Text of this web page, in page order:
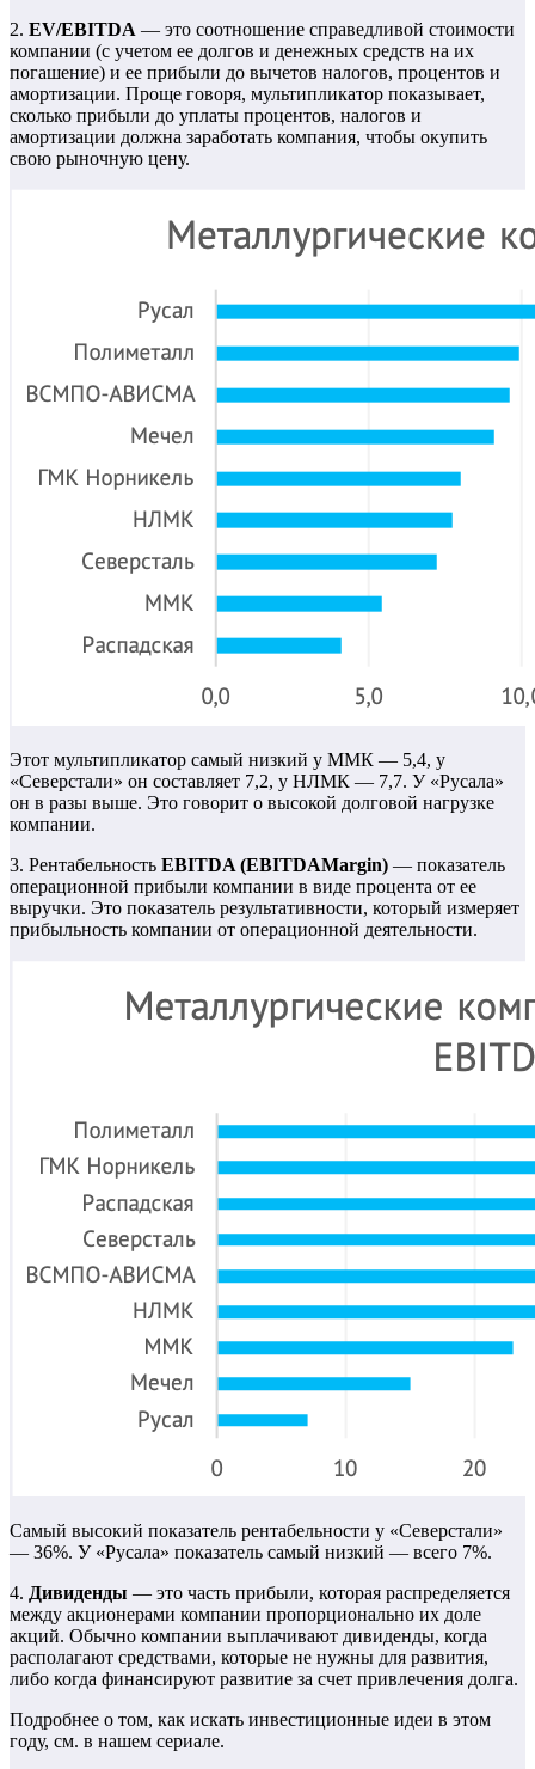
2. EV/EBITDA — это соотношение справедливой стоимости
компании (с учетом ее долгов и денежных средств на их
погашение) и ее прибыли до вычетов налогов, процентов и
амортизации. Проще говоря, мультипликатор показывает,
сколько прибыли до уплаты процентов, налогов и
амортизации должна заработать компания, чтобы окупить
свою рыночную цену.
Этот мультипликатор самый низкий у ММК — 5,4, у
«Северстали» он составляет 7,2, у НЛМК — 7,7. У «Русала»
он в разы выше. Это говорит о высокой долговой нагрузке
компании.
3. Рентабельность EBITDA (EBITDAMargin) — показатель
операционной прибыли компании в виде процента от ее
выручки. Это показатель результативности, который измеряет
прибыльность компании от операционной деятельности.
Самый высокий показатель рентабельности у «Северстали»
— 36%. У «Русала» показатель самый низкий — всего 7%.
4. Дивиденды — это часть прибыли, которая распределяется
между акционерами компании пропорционально их доле
акций. Обычно компании выплачивают дивиденды, когда
располагают средствами, которые не нужны для развития,
либо когда финансируют развитие за счет привлечения долга.
Подробнее о том, как искать инвестиционные идеи в этом
году, см. в нашем сериале.